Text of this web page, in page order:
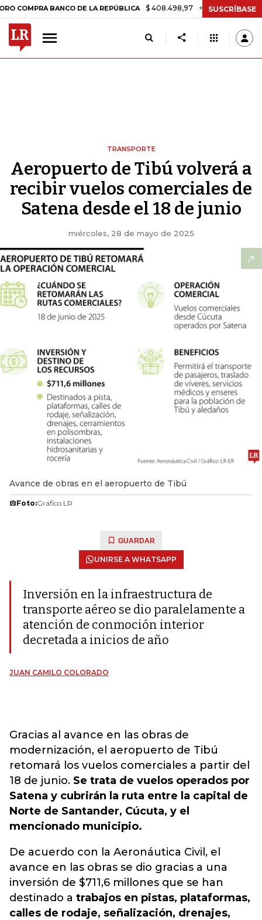
BANCO DE LA REPÚBLICA $ 408.498,97 +$ 8.753,81 +2,19%
SUSCRÍBASE
TRANSPORTE
Aeropuerto de Tibú volverá a
recibir vuelos comerciales de
Satena desde el 18 de junio
miércoles, 28 de mayo de 2025
Avance de obras en el aeropuerto de Tibú
Foto:Gráfico LR
GUARDAR
UNIRSE A WHATSAPP
Inversión en la infraestructura de
transporte aéreo se dio paralelamente a
atención de conmoción interior
decretada a inicios de año
JUAN CAMILO COLORADO
Gracias al avance en las obras de
modernización, el aeropuerto de Tibú
retomará los vuelos comerciales a partir del
18 de junio. Se trata de vuelos operados por
Satena y cubrirán la ruta entre la capital de
Norte de Santander, Cúcuta, y el
mencionado municipio.
De acuerdo con la Aeronáutica Civil, el
avance en las obras se dio gracias a una
inversión de $711,6 millones que se han
destinado a trabajos en pistas, plataformas,
calles de rodaje, señalización, drenajes,